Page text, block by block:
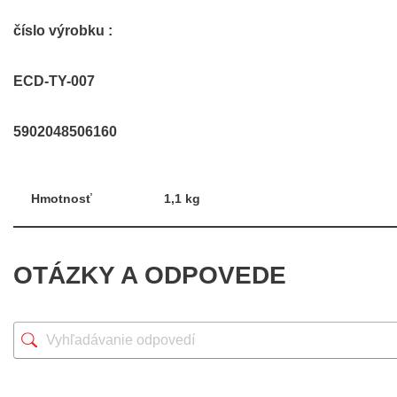
číslo výrobku :
ECD-TY-007
5902048506160
Hmotnosť 1,1 kg
OTÁZKY A ODPOVEDE